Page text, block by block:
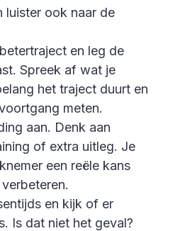
luister ook naar de
en leg de
Spreek af wat je
het traject duurt en
meten.
aan. Denk aan
of extra uitleg. Je
een reële kans
en kijk of er
Is dat niet het geval?